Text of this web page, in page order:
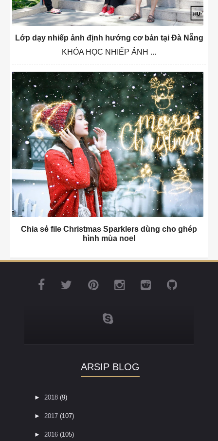
Lớp dạy nhiếp ảnh định hướng cơ bản tại Đà Nẵng
KHÓA HỌC NHIẾP ẢNH ...
Chia sẻ file Christmas Sparklers dùng cho ghép
hình mùa noel
ARSIP BLOG
► 2018 (9)
► 2017 (107)
► 2016 (105)